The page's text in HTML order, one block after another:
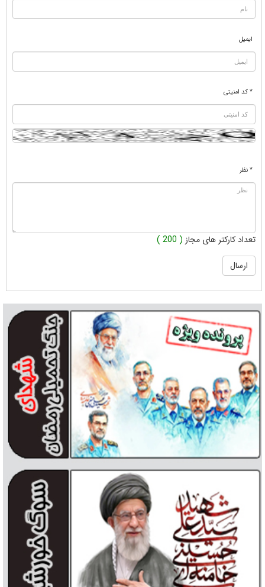
ایمیل
* کد امنیتی
* نظر
تعداد کارکتر های مجاز ( 200 )